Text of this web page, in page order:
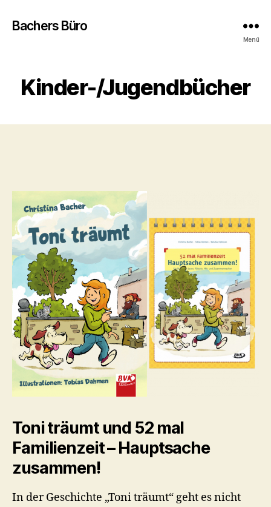
Bachers Büro
Menü
Kinder-/Jugendbücher
Toni träumt und 52 mal
Familienzeit – Hauptsache
zusammen!
In der Geschichte „Toni träumt“ geht es nicht